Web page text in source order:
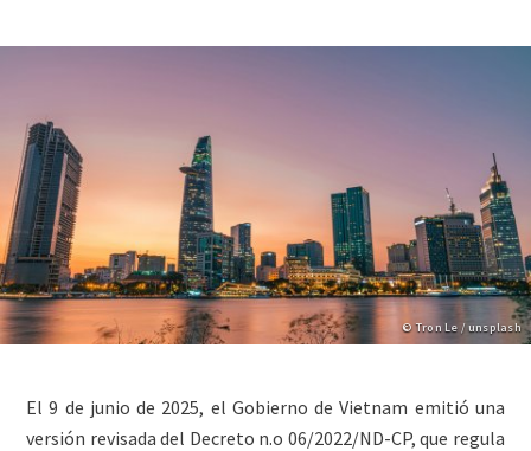
Copyright
© Tron Le / unsplash
(duplicate
Content
El 9 de junio de 2025, el Gobierno de Vietnam emitió una
versión revisada del Decreto n.o 06/2022/ND-CP, que regula